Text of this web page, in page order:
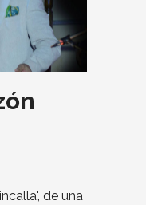
de una